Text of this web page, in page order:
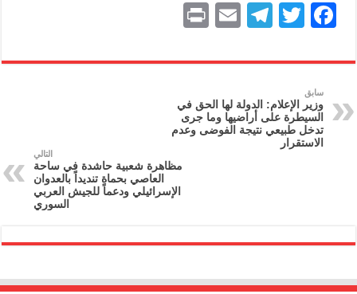
F
c
e
b
o
T
itt
er
T
e
gr
a
m
E
ai
l
nt
سابق
وزير الإعلام: الدولة لها الحق في
السيطرة على أراضيها وما جرى
تدخل طبيعي نتيجة الفوضى وعدم
الاستقرار
التالي
مظاهرة شعبية حاشدة في ساحة
العاصي بحماة تنديداً بالعدوان
الإسرائيلي ودعماً للجيش العربي
السوري